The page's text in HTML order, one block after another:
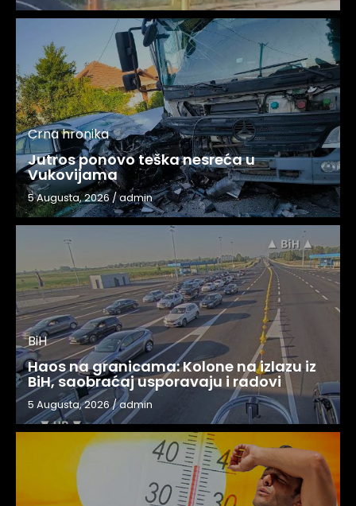
Crna hronika
Jutros ponovo teška nesreća u
Vukovijama
5 Augusta, 2026/admin
BiH
Haos na granicama: Kolone na izlazu iz
BiH, saobraćaj usporavaju i radovi
5 Augusta, 2026/admin